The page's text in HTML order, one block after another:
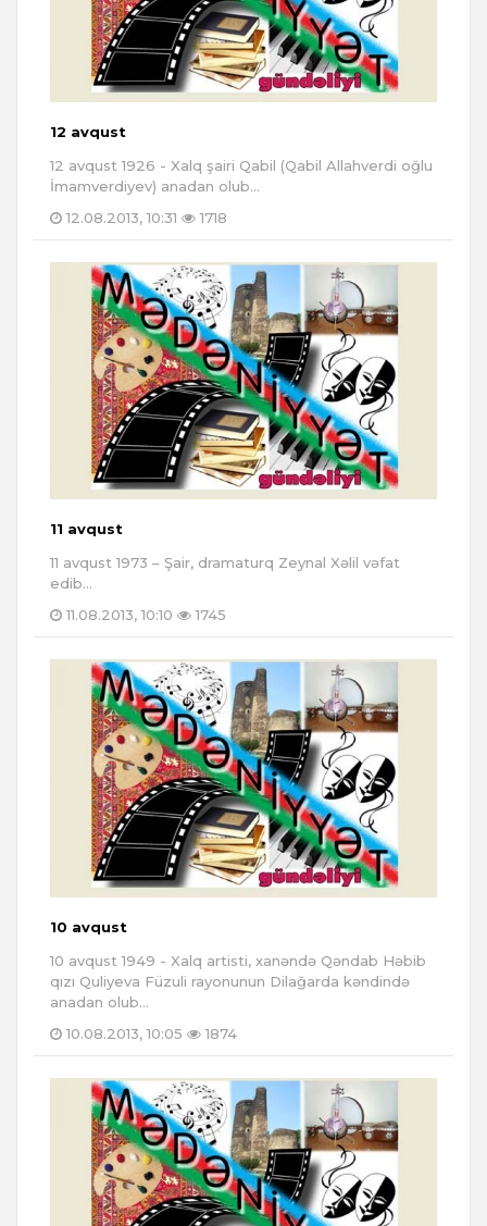
12 avqust
12 avqust 1926 - Xalq şairi Qabil (Qabil Allahverdi oğlu
İmamverdiyev) anadan olub...
12.08.2013, 10:31
1718
11 avqust
11 avqust 1973 – Şair, dramaturq Zeynal Xəlil vəfat
edib...
11.08.2013, 10:10
1745
10 avqust
10 avqust 1949 - Xalq artisti, xanəndə Qəndab Həbib
qızı Quliyeva Füzuli rayonunun Dilağarda kəndində
anadan olub...
10.08.2013, 10:05
1874